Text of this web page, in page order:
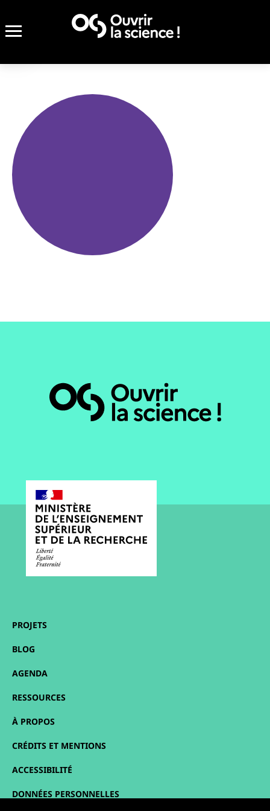
PROJETS
BLOG
AGENDA
RESSOURCES
À PROPOS
CRÉDITS ET MENTIONS
ACCESSIBILITÉ
DONNÉES PERSONNELLES